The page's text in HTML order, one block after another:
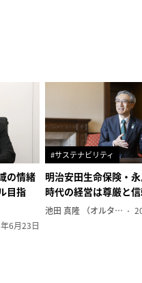
の情緒
目指
6月23日
#サステナビリティ
明治安田生命保険・
時代の経営は尊厳と信
池田 真隆 （オルタナ輪番編集長）